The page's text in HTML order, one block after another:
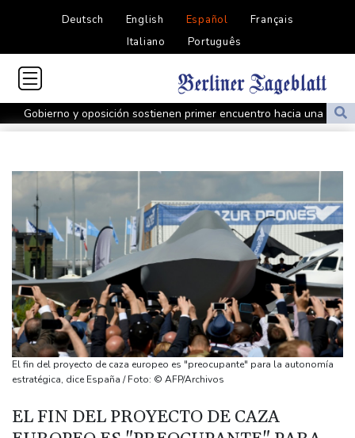
Deutsch English Español
Français
Italiano
Português
Gobierno y oposición sostienen primer encuentro hacia una
transición política en Venezuela
política en Venezuela
Infantino encuentra amparo en África ante la presión de la UEFA
El Real Madrid zanja las especulaciones y renueva a Vinícius
hasta 2032
Infantino bajo presión de la UEFA y la Conmebol
Yan Diomandé, la nueva joya del Real Madrid vale 160 millones
de dólares
Muere bajo arresto domiciliario en Venezuela un preso político de
origen uruguayo
El Real Madrid anuncia el fichaje del extremo marfileño Yan
El mexicano Del Toro renueva con el UAE hasta 2031
El fin del proyecto de caza europeo es "preocupante" para la autonomía
estratégica, dice España / Foto: © AFP/Archivos
EL FIN DEL PROYECTO DE CAZA